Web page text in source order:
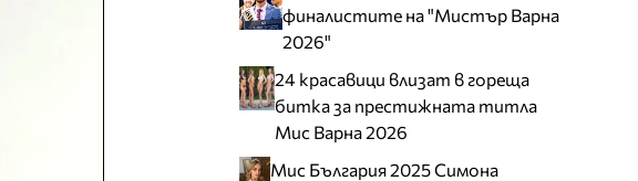
финалистите на "Мистър Варна
2026"
24 красавици влизат в гореща
битка за престижната титла
Мис Варна 2026
Мис България 2025 Симона